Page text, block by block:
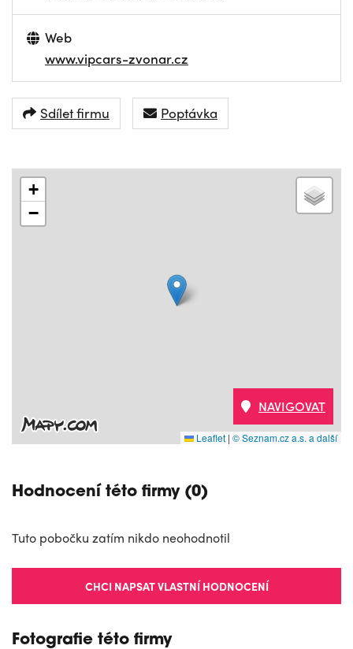
Web
www.vipcars-zvonar.cz
Sdílet firmu Poptávka
+
−
Leaflet | © Seznam.cz a.s. a další
NAVIGOVAT
Hodnocení této firmy (0)
Tuto pobočku zatím nikdo neohodnotil
CHCI NAPSAT VLASTNÍ HODNOCENÍ
Fotografie této firmy